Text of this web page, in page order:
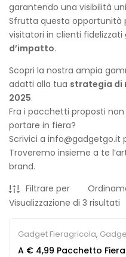
garantendo una visibilità
Sfrutta questa opportunità
visitatori in clienti fidelizzati
d’impatto.
Scopri la nostra ampia
adatti alla tua strategia di
2025.
Fra i pacchetti proposti
portare in fiera?
Scrivici a info@gadgetgo.it
Troveremo insieme a te
brand.
Filtrare per
Visualizzazione di 3 risultati
Gadget Fieragricola,
A € 4,99 Pacchetto Fiera